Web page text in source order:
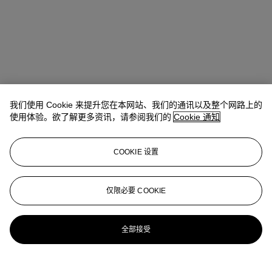
我们使用 Cookie 来提升您在本网站、我们的通讯以及整个网路上的
使用体验。欲了解更多资讯，请参阅我们的 Cookie 通知
COOKIE 设置
仅限必要 COOKIE
全部接受